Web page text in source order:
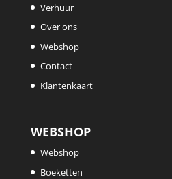
Verhuur
Over ons
Webshop
Contact
Klantenkaart
WEBSHOP
Webshop
Boeketten